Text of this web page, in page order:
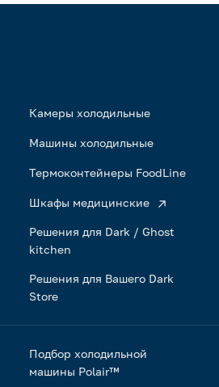
Камеры холодильные
Машины холодильные
Термоконтейнеры FoodLine
Шкафы медицинские
Решения для Dark / Ghost
kitchen
Решения для Вашего Dark
Store
Подбор холодильной
машины Polair™